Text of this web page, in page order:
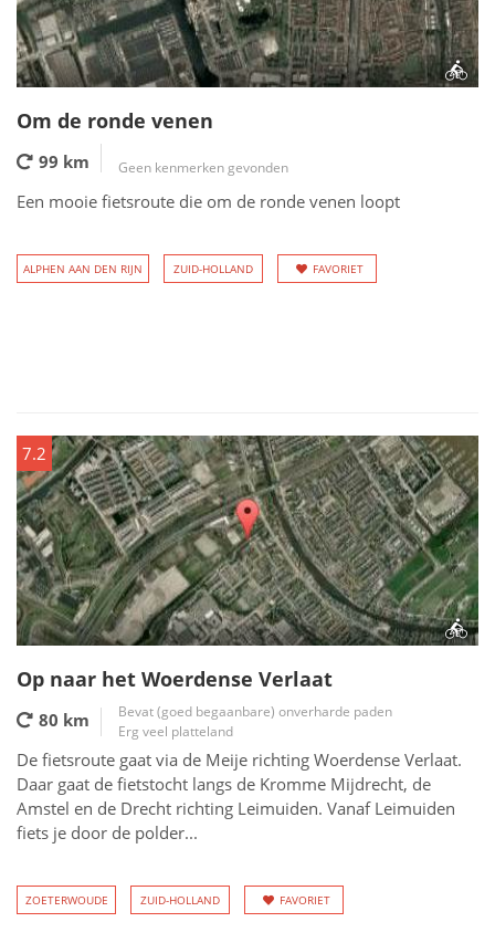
Om de ronde venen
99 km Geen kenmerken gevonden
Een mooie fietsroute die om de ronde venen loopt
ALPHEN AAN DEN RIJN ZUID-HOLLAND FAVORIET
7.2
Op naar het Woerdense Verlaat
80 km
Bevat (goed begaanbare) onverharde paden
Erg veel platteland
De fietsroute gaat via de Meije richting Woerdense Verlaat.
Daar gaat de fietstocht langs de Kromme Mijdrecht, de
Amstel en de Drecht richting Leimuiden. Vanaf Leimuiden
fiets je door de polder...
ZOETERWOUDE ZUID-HOLLAND FAVORIET